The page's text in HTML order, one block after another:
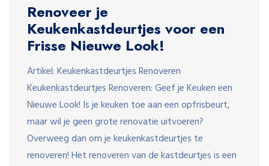
Renoveer je
Keukenkastdeurtjes voor een
Frisse Nieuwe Look!
Artikel: Keukenkastdeurtjes Renoveren
Keukenkastdeurtjes Renoveren: Geef je Keuken een
Nieuwe Look! Is je keuken toe aan een opfrisbeurt,
maar wil je geen grote renovatie uitvoeren?
Overweeg dan om je keukenkastdeurtjes te
renoveren! Het renoveren van de kastdeurtjes is een